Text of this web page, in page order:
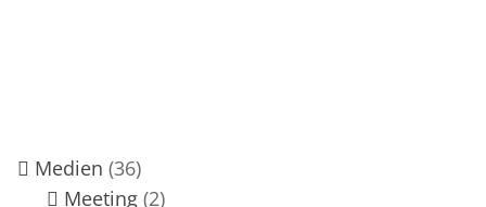
Medien (36)
Meeting (2)